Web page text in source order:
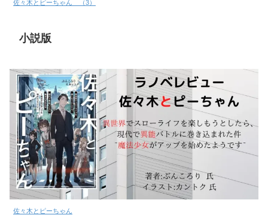
佐々木とピーちゃん （3）
小説版
佐々木とピーちゃん